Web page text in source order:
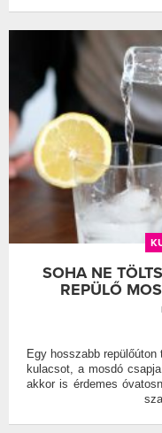
SOHA NE
REPÜLŐ
Egy hosszabb
kulacsot, a mosdó
akkor is érdemes